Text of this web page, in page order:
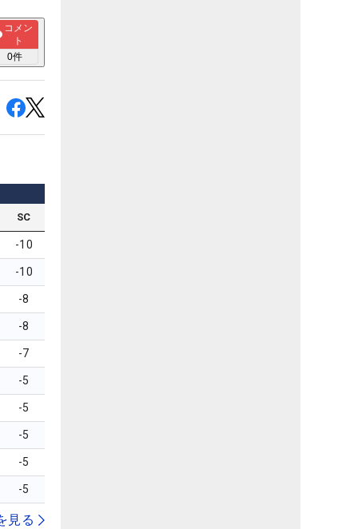
コメン
ト
0件
SC
-10
-10
-8
-8
-7
-5
-5
-5
-5
-5
見る